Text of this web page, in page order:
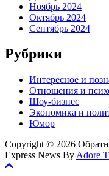
Ноябрь 2024
Октябрь 2024
Сентябрь 2024
Рубрики
Интересное и
Отношения и
Шоу-бизнес
Экономика и
Юмор
Copyright © 2026
Express News By Adore